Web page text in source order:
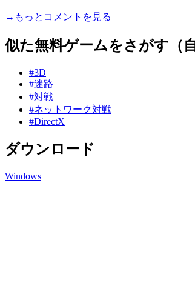
→もっとコメントを見る
似た無料ゲームをさがす（自
#3D
#迷路
#対戦
#ネットワーク対戦
#DirectX
ダウンロード
Windows